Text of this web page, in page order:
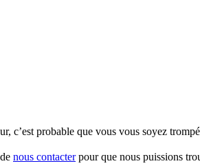
c’est probable que vous vous soyez
nous contacterpour que nous puissions